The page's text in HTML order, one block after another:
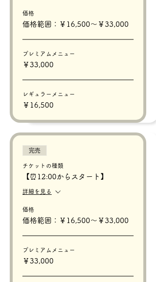
価格
価格範囲：￥16,500〜￥33,000
プレミアムメニュー
￥33,000
レギュラーメニュー
￥16,500
完売
チケットの種類
【⏰12:00からスタート】
詳細を見る
価格
価格範囲：￥16,500〜￥33,000
プレミアムメニュー
￥33,000